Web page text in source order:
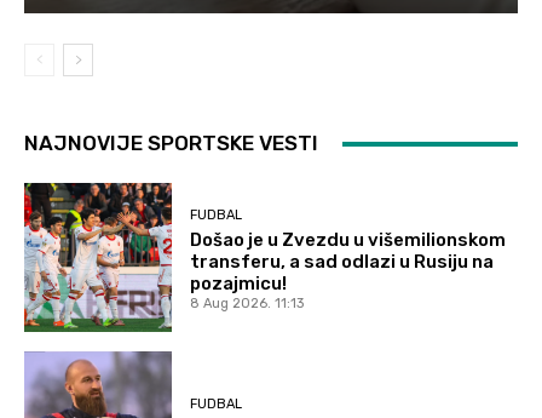
NAJNOVIJE SPORTSKE VESTI
FUDBAL
Došao je u Zvezdu u višemilionskom
transferu, a sad odlazi u Rusiju na
pozajmicu!
8 Aug 2026. 11:13
FUDBAL